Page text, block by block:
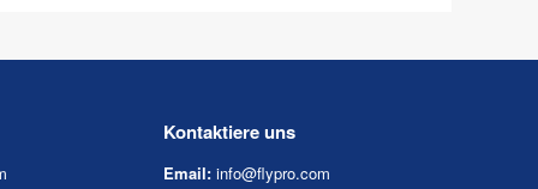
Kontaktiere uns
Email: info@flypro.com